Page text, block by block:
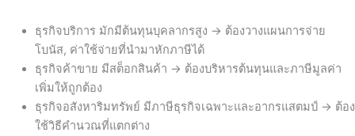
ธุรกิจบริการ มักมีต้นทุนบุคลากรสูง → ต้องวางแผนการจ่าย
โบนัส, ค่าใช้จ่ายที่นำมาหักภาษีได้
ธุรกิจค้าขาย มีสต็อกสินค้า → ต้องบริหารต้นทุนและภาษีมูลค่า
เพิ่มให้ถูกต้อง
ธุรกิจอสังหาริมทรัพย์ มีภาษีธุรกิจเฉพาะและอากรแสตมป์ → ต้อง
ใช้วิธีคำนวณที่แตกต่าง